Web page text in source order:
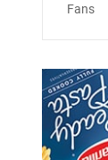
Fans